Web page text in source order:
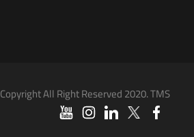
Copyright All Right Reserved 2020. TMS